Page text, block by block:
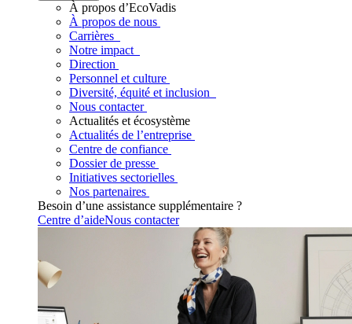
À propos d’EcoVadis
À propos de nous
Carrières
Notre impact
Direction
Personnel et culture
Diversité, équité et inclusion
Nous contacter
Actualités et écosystème
Actualités de l’entreprise
Centre de confiance
Dossier de presse
Initiatives sectorielles
Nos partenaires
Besoin d’une assistance supplémentaire ?
Centre d’aideNous contacter